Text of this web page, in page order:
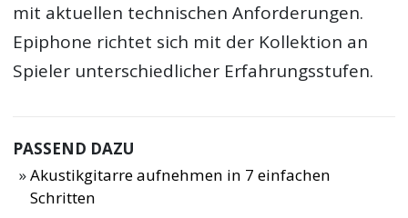
mit aktuellen technischen Anforderungen.
Epiphone richtet sich mit der Kollektion an
Spieler unterschiedlicher Erfahrungsstufen.
PASSEND DAZU
Akustikgitarre aufnehmen in 7 einfachen
Schritten